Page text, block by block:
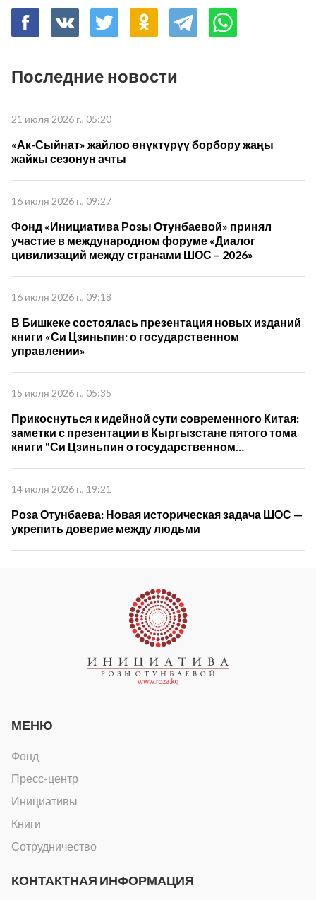
Последние новости
21 июля 2026 г., 05:20
«Ак-Сыйнат» жайлоо өнүктүрүү борбору жаңы
жайкы сезонун ачты
16 июля 2026 г., 09:27
Фонд «Инициатива Розы Отунбаевой» принял
участие в международном форуме «Диалог
цивилизаций между странами ШОС – 2026»
16 июля 2026 г., 09:18
В Бишкеке состоялась презентация новых изданий
книги «Си Цзиньпин: о государственном
управлении»
15 июля 2026 г., 05:35
Прикоснуться к идейной сути современного Китая:
заметки с презентации в Кыргызстане пятого тома
книги "Си Цзиньпин о государственном
14 июля 2026 г., 19:21
Роза Отунбаева: Новая историческая задача ШОС —
укрепить доверие между людьми
МЕНЮ
Фонд
Пресс-центр
Инициативы
Книги
Сотрудничество
КОНТАКТНАЯ ИНФОРМАЦИЯ